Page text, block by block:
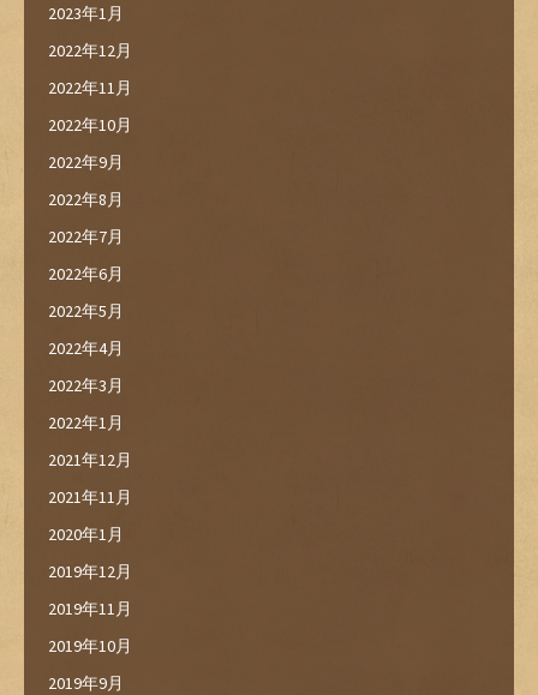
2023年1月
2022年12月
2022年11月
2022年10月
2022年9月
2022年8月
2022年7月
2022年6月
2022年5月
2022年4月
2022年3月
2022年1月
2021年12月
2021年11月
2020年1月
2019年12月
2019年11月
2019年10月
2019年9月